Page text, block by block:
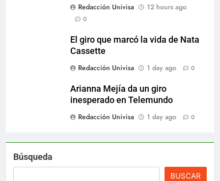
Redacción Univisa 12 hours ago
0
El giro que marcó la vida de Nata
Cassette
Redacción Univisa
1 day ago 0
Arianna Mejía da un giro
inesperado en Telemundo
Redacción Univisa
1 day ago 0
Búsqueda
BUSCAR